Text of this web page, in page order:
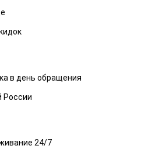
в день обращения
России
24/7